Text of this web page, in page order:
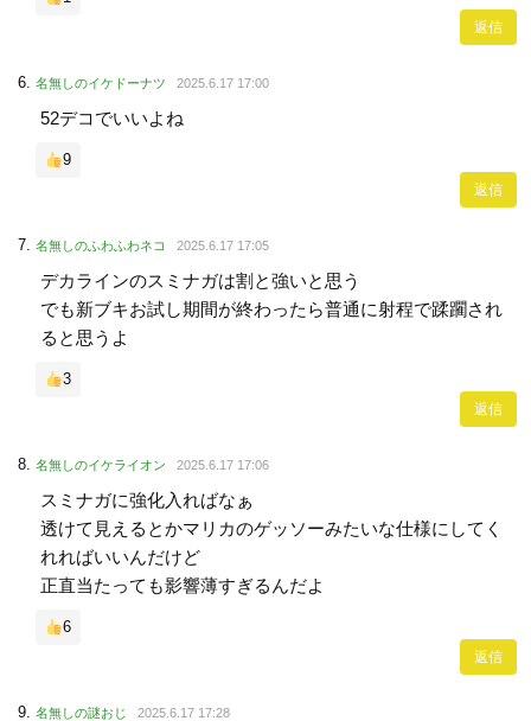
返信
名無しのイケドーナツ 2025.6.17 17:00
52デコでいいよね
9
返信
名無しのふわふわネコ 2025.6.17 17:05
デカラインのスミナガは割と強いと思う
でも新ブキお試し期間が終わったら普通に射程で蹂躙され
ると思うよ
3
返信
名無しのイケライオン 2025.6.17 17:06
スミナガに強化入ればなぁ
透けて見えるとかマリカのゲッソーみたいな仕様にしてく
れればいいんだけど
正直当たっても影響薄すぎるんだよ
6
返信
名無しの謎おじ 2025.6.17 17:28